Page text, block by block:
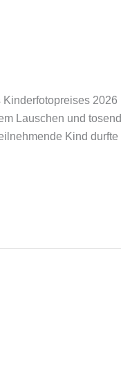
Lauschen und
Kind